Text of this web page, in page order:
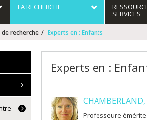
LA RECHERCHE
SERVICES
de recherche Experts en : Enfants
Experts en :
Professeure émérite